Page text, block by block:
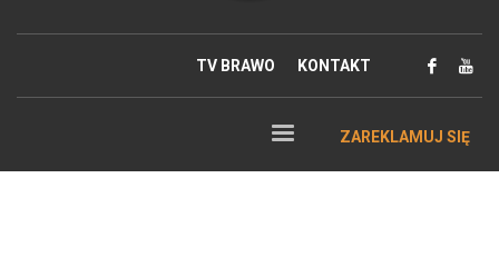
TV BRAWO KONTAKT
ZAREKLAMUJ SIĘ